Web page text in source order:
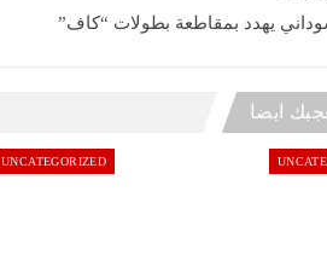
يهدد بمقاطعة بطولات “كاف”
ايضا
UNCATEGORIZED